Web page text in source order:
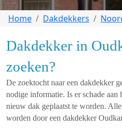
Home Dakdekkers
Dakdekker in
zoeken?
De zoektocht naar een dakdekker
nodige informatie. Is er schade aan
nieuw dak geplaatst te worden.
worden door een dakdekker